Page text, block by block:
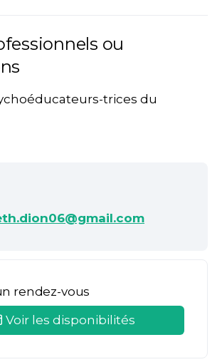
ou
trices du
rendez-vous
Voir les disponibilités